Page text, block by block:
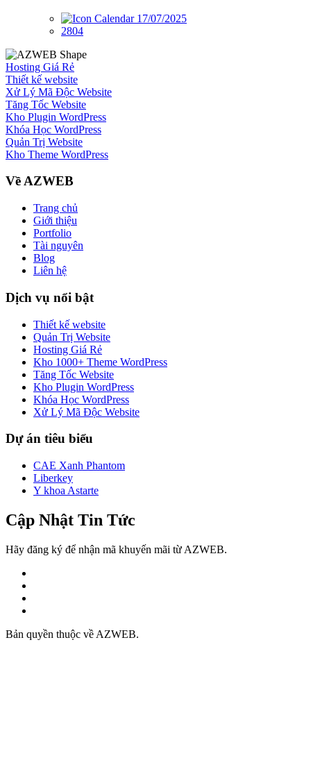
17/07/2025
2804
Hosting Giá Rẻ
Thiết kế website
Xử Lý Mã Độc Website
Tăng Tốc Website
Kho Plugin WordPress
Khóa Học WordPress
Quản Trị Website
Kho Theme WordPress
Về AZWEB
Trang chủ
Giới thiệu
Portfolio
Tài nguyên
Blog
Liên hệ
Dịch vụ nổi bật
Thiết kế website
Quản Trị Website
Hosting Giá Rẻ
Kho 1000+ Theme WordPress
Tăng Tốc Website
Kho Plugin WordPress
Khóa Học WordPress
Xử Lý Mã Độc Website
Dự án tiêu biểu
CAE Xanh Phantom
Liberkey
Y khoa Astarte
Cập Nhật Tin Tức
Hãy đăng ký để nhận mã khuyến mãi từ AZWEB.
Bản quyền thuộc về AZWEB.